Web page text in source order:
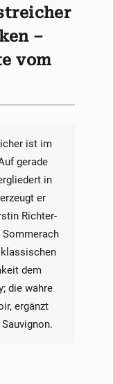
–
vom
ist im
gerade
in
er
Richter-
dem
die wahre
ergänzt